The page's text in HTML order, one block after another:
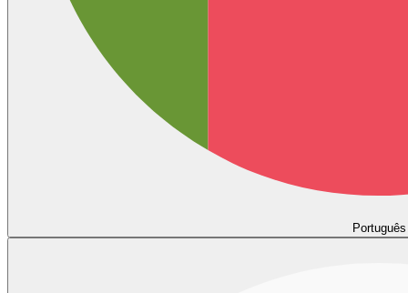
Português